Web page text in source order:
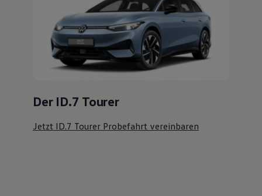
Ihrenächsten
Schritte
Probefahrt vereinbaren